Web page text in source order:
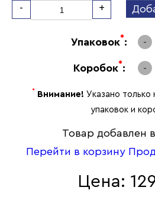
-
+
Упаковок*: -
Коробок*: -
* Внимание! Указано только
упаковок и
Товар добавлен
Перейти в корзину
Цена: